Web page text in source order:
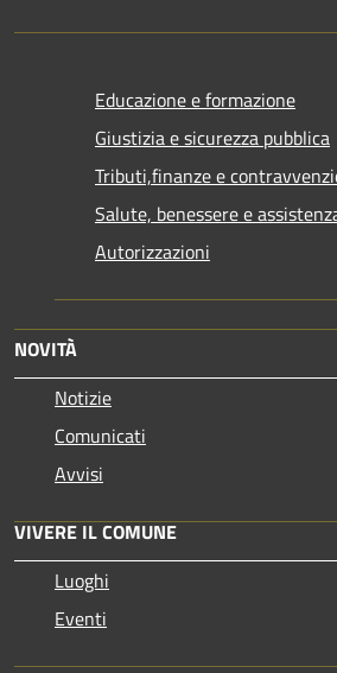
Educazione e formazione
Giustizia e sicurezza pubblica
Tributi,finanze e
Salute, benessere e
Autorizzazioni
NOVITÀ
Notizie
Comunicati
Avvisi
VIVERE IL COMUNE
Luoghi
Eventi